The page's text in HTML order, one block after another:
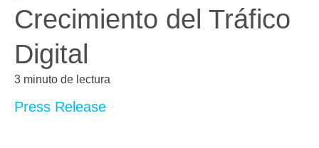
Crecimiento del Tráfico
Digital
3 minuto de lectura
Press Release